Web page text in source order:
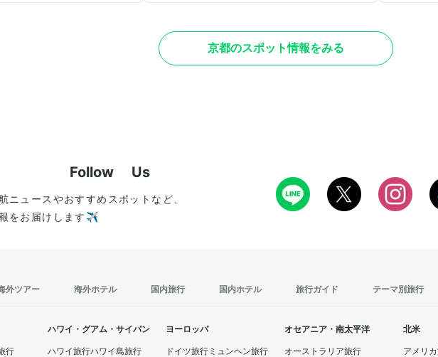
います。また、平安神宮の大鳥居は昭和天皇御
大礼の記念事業として建設され、国の文化財に
も指定されていることでも有名で、岡崎エリア
造りの「
京都のスポット情報をみる
Follow Us
ニュースやおすすめスポットなど、
をお届けします✈️
外ツアー 海外ホテル 国内旅行 国内ホテル 旅行ガイド テーマ別旅行
行
ハワイ・グアム・サイパン
ハワイ旅行ハワイ島旅行
ヨーロッパ
ドイツ旅行 ミュンヘン旅行
オセアニア・南太平洋
オーストラリア旅行
北米
アメリ